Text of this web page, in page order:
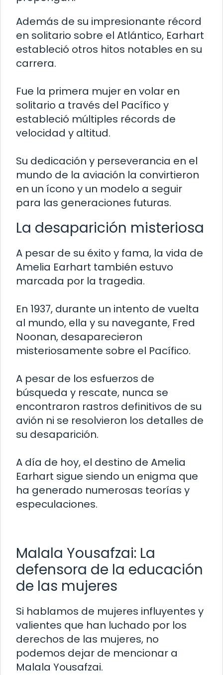
Además de su impresionante récord
en solitario sobre el Atlántico, Earhart
estableció otros hitos notables en su
carrera.
Fue la primera mujer en volar en
solitario a través del Pacífico y
estableció múltiples récords de
velocidad y altitud.
Su dedicación y perseverancia en el
mundo de la aviación la convirtieron
en un ícono y un modelo a seguir
para las generaciones futuras.
La desaparición misteriosa
A pesar de su éxito y fama, la vida de
Amelia Earhart también estuvo
marcada por la tragedia.
En 1937, durante un intento de vuelta
al mundo, ella y su navegante, Fred
Noonan, desaparecieron
misteriosamente sobre el Pacífico.
A pesar de los esfuerzos de
búsqueda y rescate, nunca se
encontraron rastros definitivos de su
avión ni se resolvieron los detalles de
su desaparición.
A día de hoy, el destino de Amelia
Earhart sigue siendo un enigma que
ha generado numerosas teorías y
especulaciones.
Malala Yousafzai: La
defensora de la educación
de las mujeres
Si hablamos de mujeres influyentes y
valientes que han luchado por los
derechos de las mujeres, no
podemos dejar de mencionar a
Malala Yousafzai.